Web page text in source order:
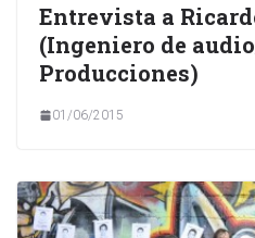
Entrevista a
(Ingeniero de
Producciones)
01/06/2015